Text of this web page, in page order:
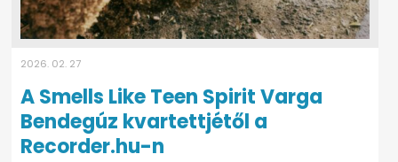
2026. 02. 27
A Smells Like Teen Spirit Varga
Bendegúz kvartettjétől a
Recorder.hu-n